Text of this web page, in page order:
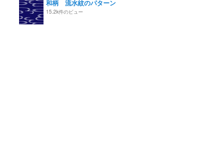
和柄 流水紋のパターン
15.2k件のビュー